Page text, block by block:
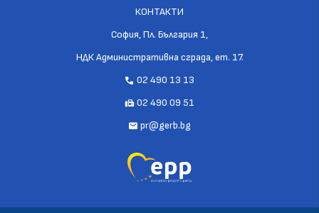
КОНТАКТИ
София, Пл. България 1,
НДК Административна сграда, ет. 17.
call 02 490 13 13
fax02 490 09 51
mail pr@gerb.bg